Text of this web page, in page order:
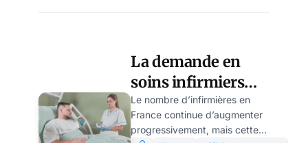
La demande en
soins infirmiers
croît plus
rapidement que le
Le nombre d’infirmières en
France continue d’augmenter
progressivement, mais cette